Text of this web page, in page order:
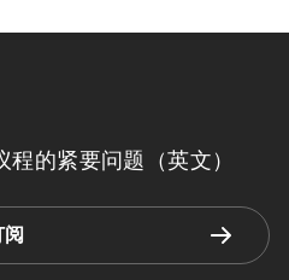
的紧要问题（英文）
阅